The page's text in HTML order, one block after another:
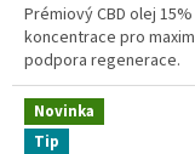
Prémiový CBD olej
koncentrace pro
podpora regenerace.
Novinka
Tip